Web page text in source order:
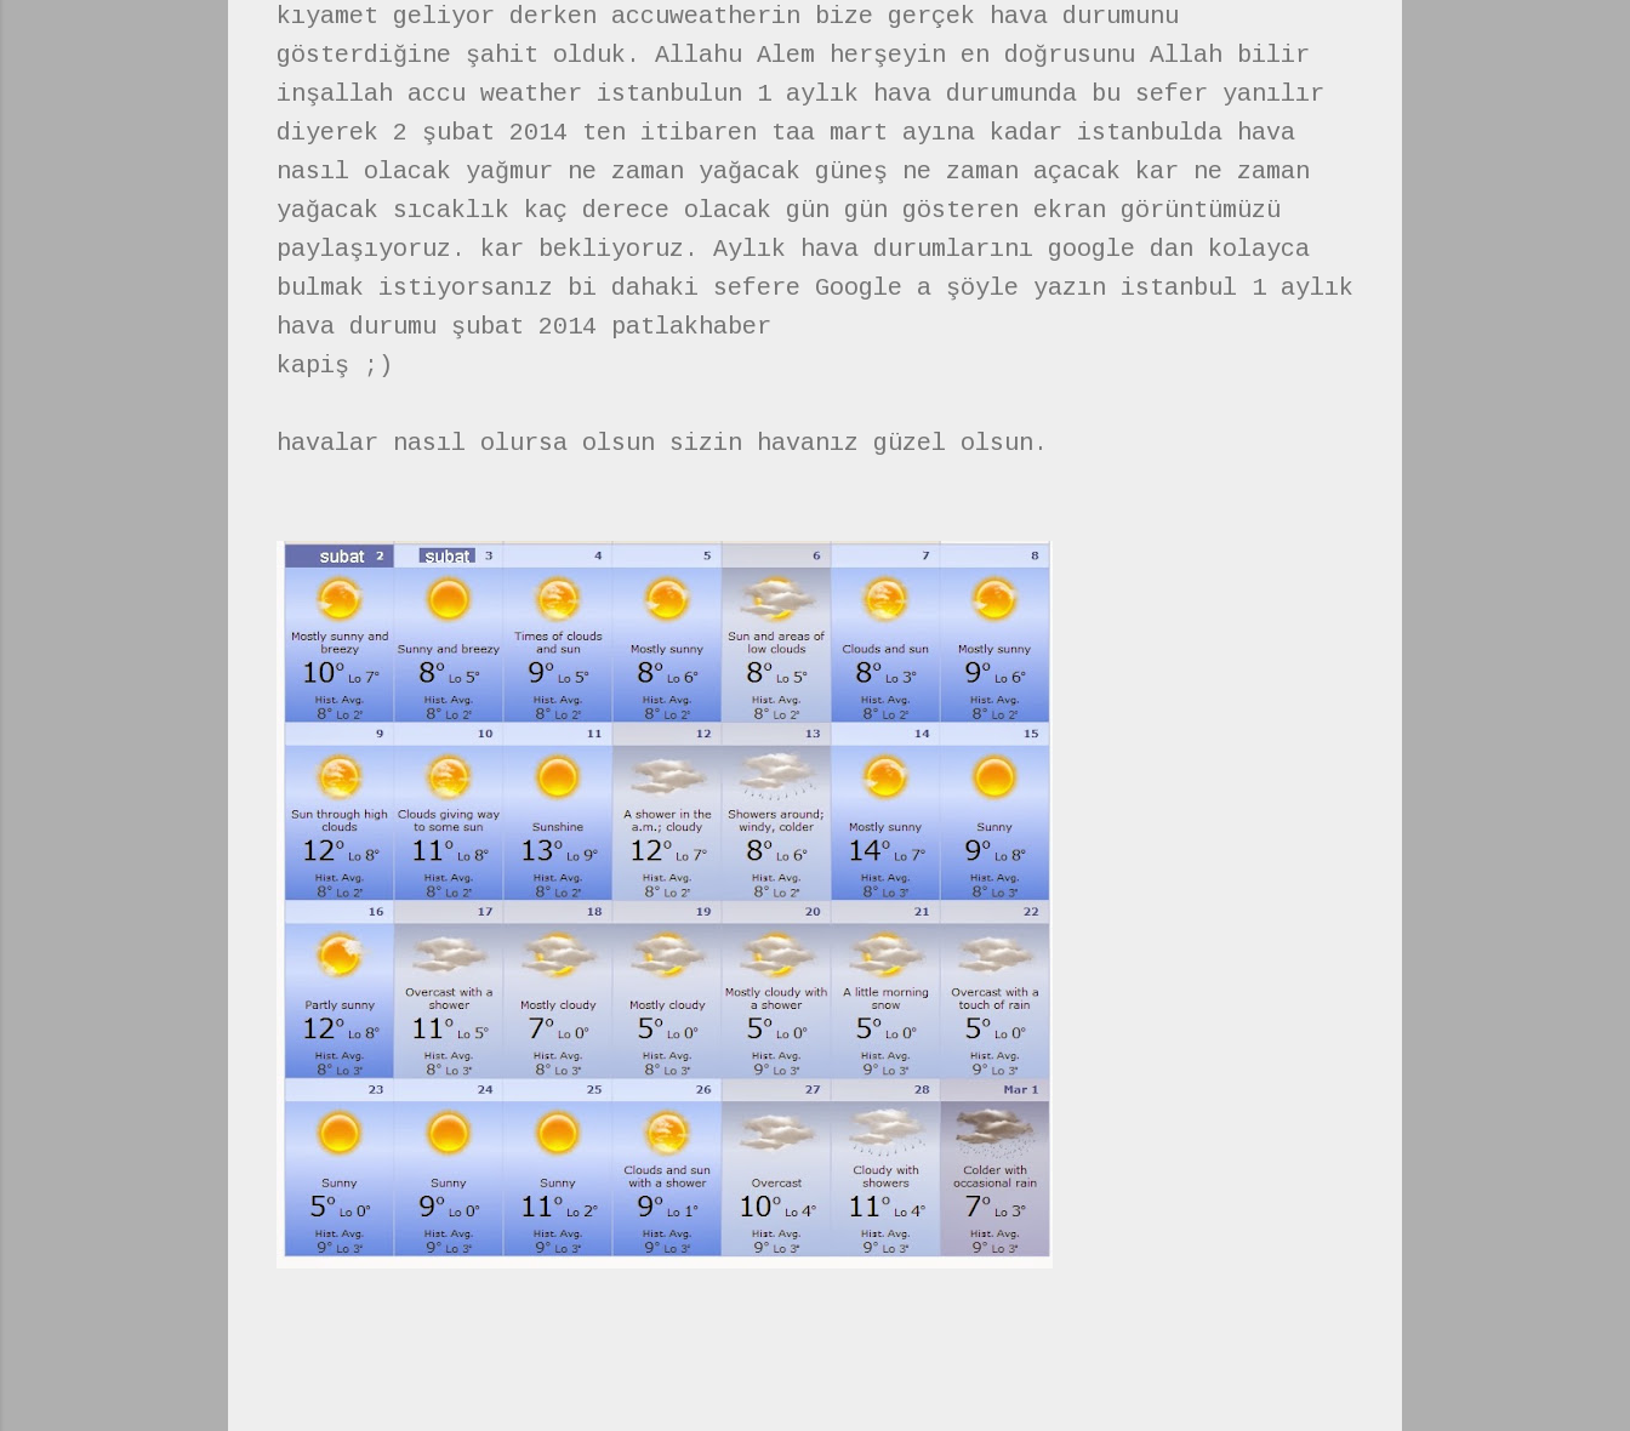
kıyamet geliyor derken accuweatherin bize gerçek hava durumunu
gösterdiğine şahit olduk. Allahu Alem herşeyin en doğrusunu Allah bilir
inşallah accu weather istanbulun 1 aylık hava durumunda bu sefer yanılır
diyerek 2 şubat 2014 ten itibaren taa mart ayına kadar istanbulda hava
nasıl olacak yağmur ne zaman yağacak güneş ne zaman açacak kar ne zaman
yağacak sıcaklık kaç derece olacak gün gün gösteren ekran görüntümüzü
paylaşıyoruz. kar bekliyoruz. Aylık hava durumlarını google dan kolayca
bulmak istiyorsanız bi dahaki sefere Google a şöyle yazın istanbul 1 aylık
hava durumu şubat 2014 patlakhaber
kapiş ;)
havalar nasıl olursa olsun sizin havanız güzel olsun.